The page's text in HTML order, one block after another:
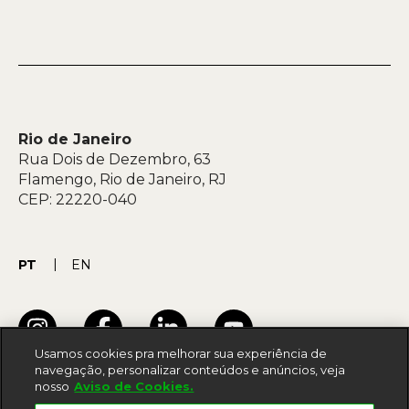
Rio de Janeiro
Rua Dois de Dezembro, 63
Flamengo, Rio de Janeiro, RJ
CEP: 22220-040
PT EN
Usamos cookies pra melhorar sua experiência de
navegação, personalizar conteúdos e anúncios, veja
nosso Aviso de Cookies.